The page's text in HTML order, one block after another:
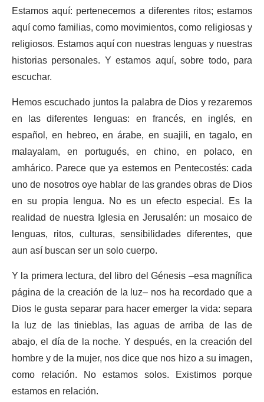
Estamos aquí: pertenecemos a diferentes ritos; estamos
aquí como familias, como movimientos, como religiosas y
religiosos. Estamos aquí con nuestras lenguas y nuestras
historias personales. Y estamos aquí, sobre todo, para
escuchar.
Hemos escuchado juntos la palabra de Dios y rezaremos
en las diferentes lenguas: en francés, en inglés, en
español, en hebreo, en árabe, en suajili, en tagalo, en
malayalam, en portugués, en chino, en polaco, en
amhárico. Parece que ya estemos en Pentecostés: cada
uno de nosotros oye hablar de las grandes obras de Dios
en su propia lengua. No es un efecto especial. Es la
realidad de nuestra Iglesia en Jerusalén: un mosaico de
lenguas, ritos, culturas, sensibilidades diferentes, que
aun así buscan ser un solo cuerpo.
Y la primera lectura, del libro del Génesis –esa magnífica
página de la creación de la luz– nos ha recordado que a
Dios le gusta separar para hacer emerger la vida: separa
la luz de las tinieblas, las aguas de arriba de las de
abajo, el día de la noche. Y después, en la creación del
hombre y de la mujer, nos dice que nos hizo a su imagen,
como relación. No estamos solos. Existimos porque
estamos en relación.